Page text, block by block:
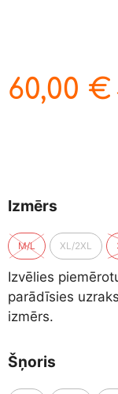
60,00 €
Izmērs
M/L XL/2XL
Izvēlies
parādīsies
izmērs.
Šņoris